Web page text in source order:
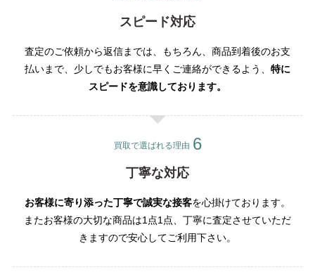
スピード対応
査定のご依頼から返信までは、もちろん、商品到着後のお支
払いまで、少しでもお客様に早くご連絡ができるよう、 特に
スピードを意識しております。
買取で選ばれる理由
丁寧な対応
お客様に寄り添った丁寧で誠実な接客を心掛けております。
またお客様の大切な商品は1点1点、丁寧に査定させていただ
きますので安心してご利用下さい。